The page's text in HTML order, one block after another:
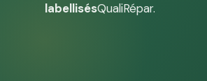
labellisésQualiRépar.